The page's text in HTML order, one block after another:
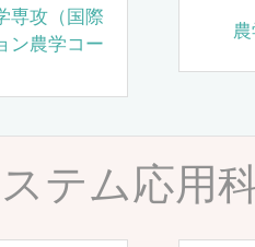
攻（国際
ン農学コー
テム応用